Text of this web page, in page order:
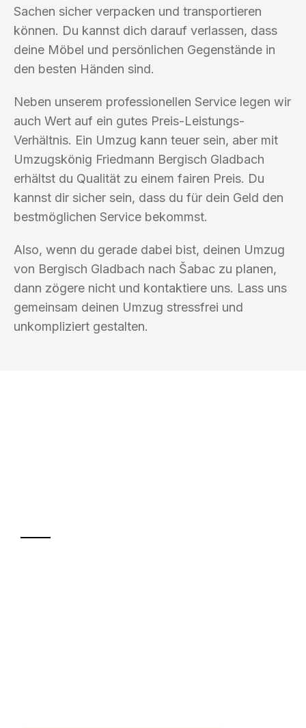
Sachen sicher verpacken und transportieren
können. Du kannst dich darauf verlassen, dass
deine Möbel und persönlichen Gegenstände in
den besten Händen sind.
Neben unserem professionellen Service legen wir
auch Wert auf ein gutes Preis-Leistungs-
Verhältnis. Ein Umzug kann teuer sein, aber mit
Umzugskönig Friedmann Bergisch Gladbach
erhältst du Qualität zu einem fairen Preis. Du
kannst dir sicher sein, dass du für dein Geld den
bestmöglichen Service bekommst.
Also, wenn du gerade dabei bist, deinen Umzug
von Bergisch Gladbach nach Šabac zu planen,
dann zögere nicht und kontaktiere uns. Lass uns
gemeinsam deinen Umzug stressfrei und
unkompliziert gestalten.